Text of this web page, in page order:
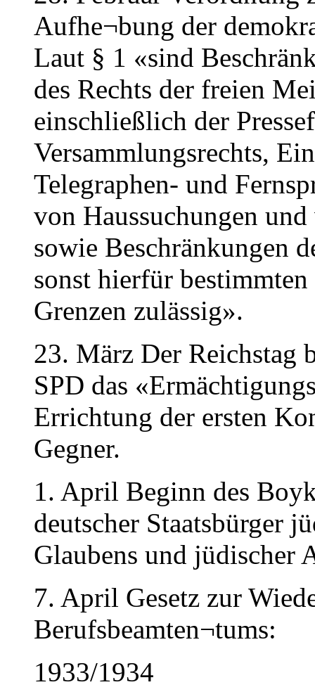
Aufhe¬bung der
Laut § 1 «sind
des Rechts der freien
einschließlich der
Versammlungsrechts,
Telegraphen- und
von Haussuchungen
sowie Beschränkungen
sonst hierfür
Grenzen zulässig».
23. März Der Reichstag
SPD das
Errichtung der ersten
Gegner.
1. April Beginn des
deutscher Staatsbürger
Glaubens und jüdischer
7. April Gesetz zur
Berufsbeamten¬tums:
1933/1934